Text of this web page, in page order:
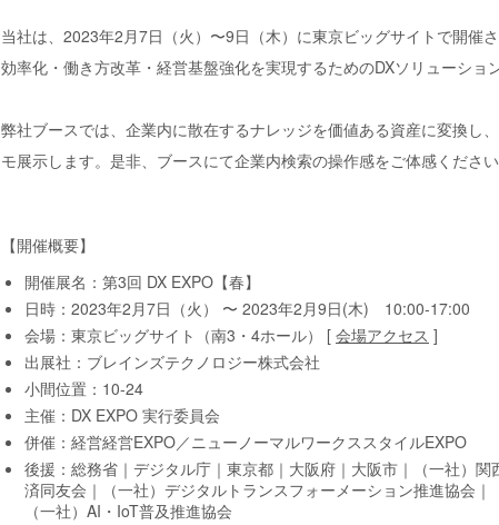
当社は、2023年2月7日（火）〜9日（木）に東京ビッグサイトで開催
効率化・働き方改革・経営基盤強化を実現するためのDXソリューショ
弊社ブースでは、企業内に散在するナレッジを価値ある資産に変換
モ展示します。是非、ブースにて企業内検索の操作感をご体感ください
【開催概要】
開催展名：第3回 DX EXPO【春】
日時：2023年2月7日（火） 〜 2023年2月9日(木) 10:00-17:00
会場：東京ビッグサイト（南3・4ホール） [ 会場アクセス ]
出展社：ブレインズテクノロジー株式会社
小間位置：10-24
主催：DX EXPO 実行委員会
併催：経営経営EXPO／ニューノーマルワークススタイルEXPO
後援：総務省｜デジタル庁｜東京都｜大阪府｜大阪市｜（一社）
済同友会｜（一社）デジタルトランスフォーメーション推進協会｜
（一社）AI・IoT普及推進協会